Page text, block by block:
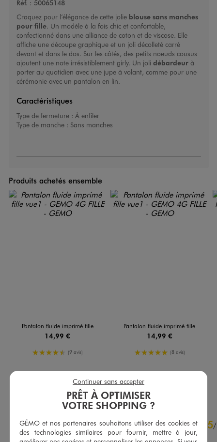
Réf. : 50065148
Craquez pour l’élégance de cette jolie blouse sans manches
pour fille. Un modèle à la fois chic et confortable,
confectionné dans une alliance de coton et de viscose. Elle
affiche une découpe graphique et un joli décolleté carré
devant et dans le dos. Sur les côtés, des petits noeuds cousus
ajoutent une note irrésistiblement girly. Un joli débardeurà
porter au quotidien avec une jupe à volant, comme pour une
cérémonie avec un pantalon en lin.
Caractéristiques
Type de fermeture : À enfiler
Type de manche : Sans manches
Produits achetés ensemble
Pantalon fluide imprimé fille
14,99 €
4.5/5 de moyenne
(9 avis)
AU PANIER
Pantalon fluide imprimé fille
14,99 €
5/5 de moyenne
(8 avis)
4.8/5 5/
Avis vérifié et récompensé
PRÊT À OPTIMISER
VOTRE SHOPPING ?
GÉMO et nos partenaires souhaitons utiliser des cookies et
des technologies similaires pour fournir, mettre à jour,
Continuer sans accepter